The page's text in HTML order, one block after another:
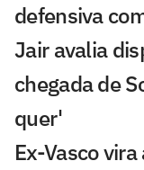
defensiva
Jair avalia
chegada de
quer'
Ex-Vasco